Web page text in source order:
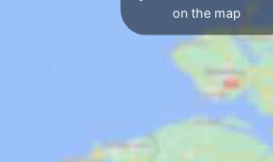
on the map